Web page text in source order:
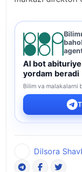
AI bot
yordam beradi
Bilim va malakalarni
Dilsora